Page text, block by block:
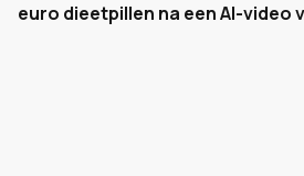
euro dieetpillen na een AI-video